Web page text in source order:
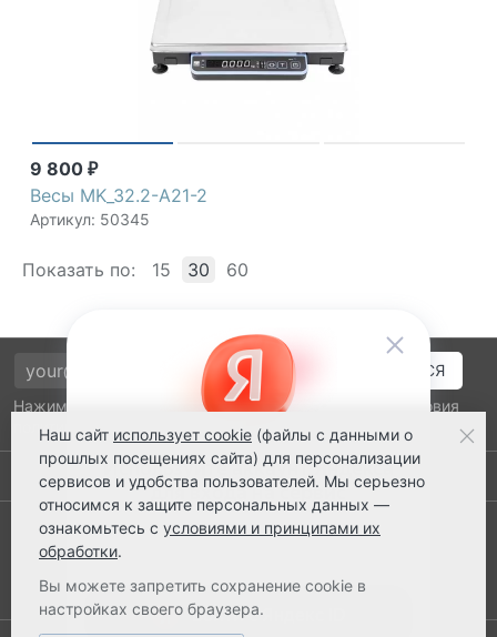
9 800 ₽
Весы MK_32.2-A21-2
Артикул: 50345
Показать по: 15 30 60
Нажимая на кнопку подтверждения, я принимаю условия
политики обработки персональных данных
Выполнено заказов: 52510
8 800 2018-054
Наш сайт использует cookie (файлы с данными о
прошлых посещениях сайта) для персонализации
сервисов и удобства пользователей. Мы серьезно
относимся к защите персональных данных —
ознакомьтесь с условиями и принципами их
обработки.
Вы можете запретить сохранение cookie в
настройках своего браузера.